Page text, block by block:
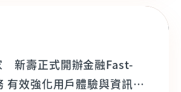
新壽正式開辦金融Fast-
有效強化用戶體驗與資訊安